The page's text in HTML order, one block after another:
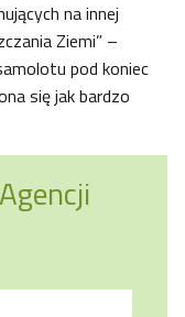
na innej
Ziemi” –
pod koniec
się jak bardzo